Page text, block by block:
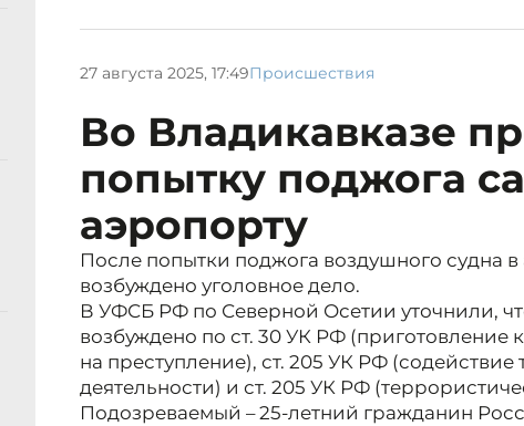
27 августа 2025, 17:49Происшествия
Во Владикавказе
попытку поджога
аэропорту
После попытки поджога воздушного судна
возбуждено уголовное дело.
В УФСБ РФ по Северной Осетии уточнили,
возбуждено по ст. 30 УК РФ (приготовление
на преступление), ст. 205 УК РФ
деятельности) и ст. 205 УК РФ
Подозреваемый – 25-летний гражданин